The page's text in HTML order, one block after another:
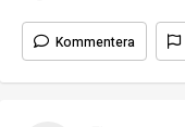
Kommentera